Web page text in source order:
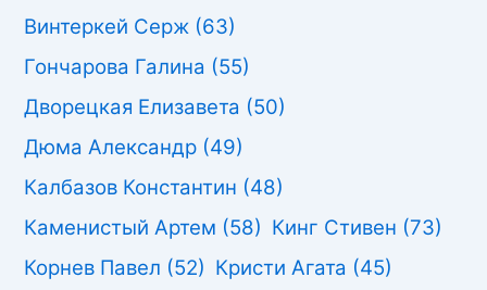
Винтеркей Серж (63)
Гончарова Галина (55)
Дворецкая Елизавета (50)
Дюма Александр (49)
Калбазов Константин (48)
Каменистый Артем (58) Кинг Стивен (73)
Корнев Павел (52) Кристи Агата (45)